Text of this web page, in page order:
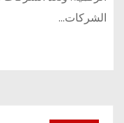
الشركات...